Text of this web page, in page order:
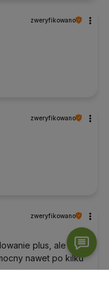
zweryfikowano
zweryfikowano
zweryfikowano
plus, ale
nawet po kilku